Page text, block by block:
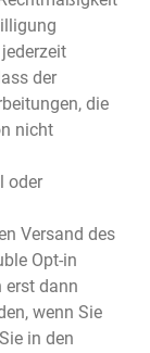
der
die
nicht
oder
Versand des
Opt-in
erst dann
wenn Sie
in den